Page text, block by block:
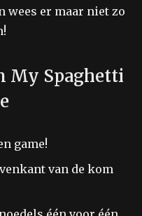
wees er maar niet zo
My Spaghetti
game!
van de kom